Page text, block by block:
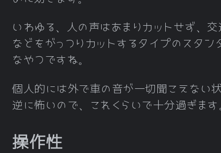
いわゆる、人の声はあまりカットせず、交
などをがっつりカットするタイプのスタン
なやつですね。
個人的には外で車の音が一切聞こえない
逆に怖いので、これくらいで十分過ぎます
操作性